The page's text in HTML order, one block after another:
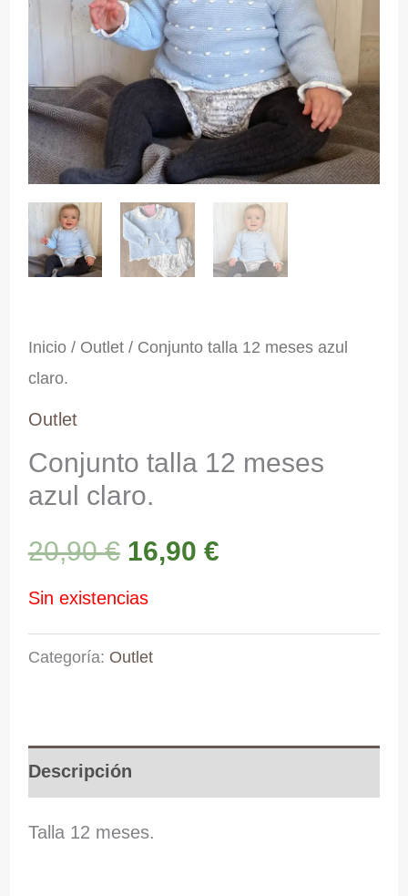
Inicio/ Outlet/ Conjunto talla 12 meses azul
claro.
Outlet
Conjunto talla 12 meses
azul claro.
20,90€ El
precio
original
20,90 €.
16,90 €El
16,90 €.
Sin existencias
Categoría: Outlet
Descripción
Talla 12 meses.